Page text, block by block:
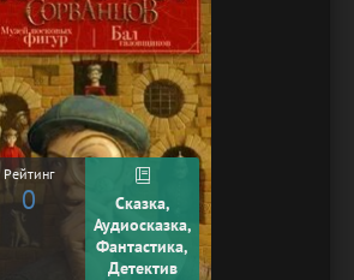
Рейтинг
0
Сказка,
Аудиосказка,
Фантастика,
Детектив